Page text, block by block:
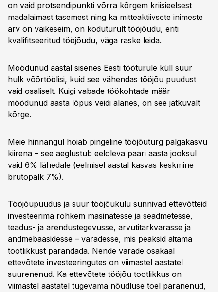
on vaid protsendipunkti võrra kõrgem kriisieelsest
madalaimast tasemest ning ka mitteaktiivsete inimeste
arv on väikeseim, on koduturult tööjõudu, eriti
kvalifitseeritud tööjõudu, väga raske leida.
Möödunud aastal sisenes Eesti tööturule küll suur
hulk võõrtöölisi, kuid see vähendas tööjõu puudust
vaid osaliselt. Kuigi vabade töökohtade määr
möödunud aasta lõpus veidi alanes, on see jätkuvalt
kõrge.
Meie hinnangul hoiab pingeline tööjõuturg palgakasvu
kiirena – see aeglustub eeloleva paari aasta jooksul
vaid 6% lähedale (eelmisel aastal kasvas keskmine
brutopalk 7%).
Tööjõupuudus ja suur tööjõukulu sunnivad ettevõtteid
investeerima rohkem masinatesse ja seadmetesse,
teadus- ja arendustegevusse, arvutitarkvarasse ja
andmebaasidesse – varadesse, mis peaksid aitama
tootlikkust parandada. Nende varade osakaal
ettevõtete investeeringutes on viimastel aastatel
suurenenud. Ka ettevõtete tööjõu tootlikkus on
viimastel aastatel tugevama nõudluse toel paranenud,